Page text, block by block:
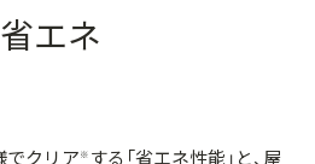
エネ
でクリア※ する「省エネ性能」と、屋